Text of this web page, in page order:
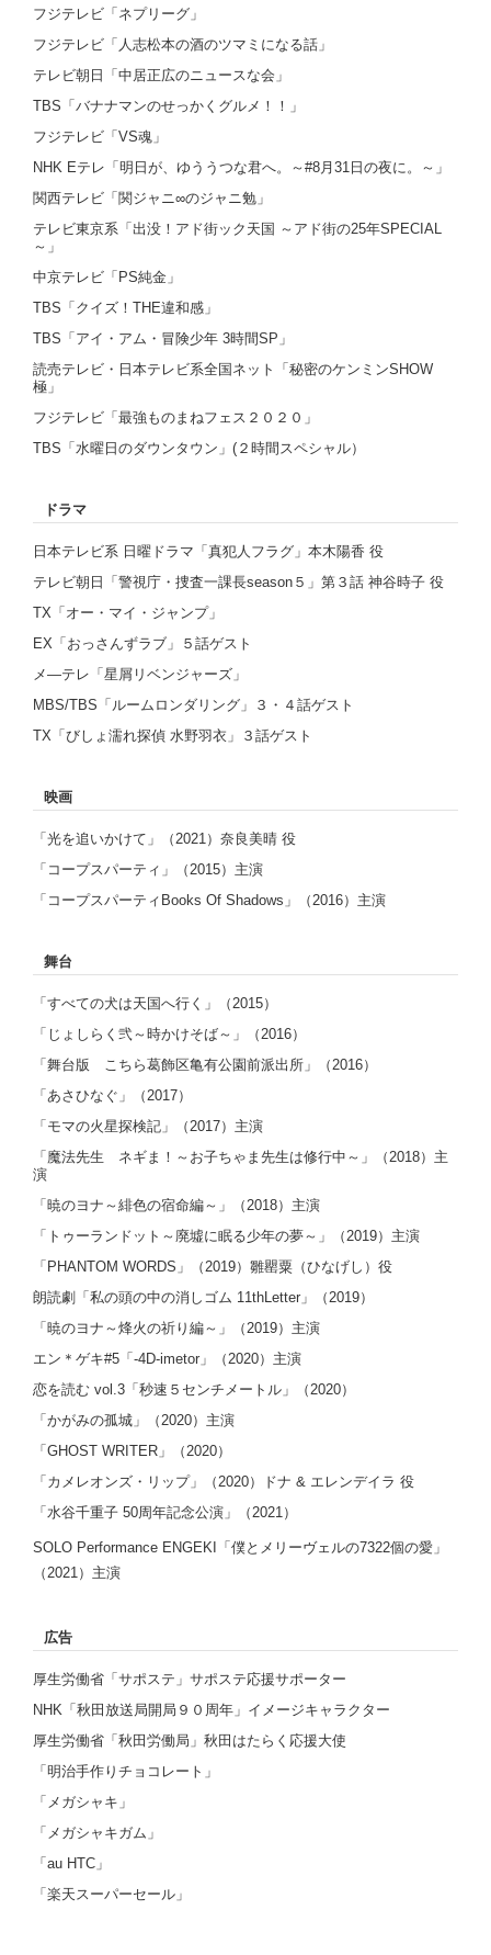
フジテレビ「ネプリーグ」
フジテレビ「人志松本の酒のツマミになる話」
テレビ朝日「中居正広のニュースな会」
TBS「バナナマンのせっかくグルメ！！」
フジテレビ「VS魂」
NHK Eテレ「明日が、ゆううつな君へ。～#8月31日の夜に。～」
関西テレビ「関ジャニ∞のジャニ勉」
テレビ東京系「出没！アド街ック天国 ～アド街の25年SPECIAL
～」
中京テレビ「PS純金」
TBS「クイズ！THE違和感」
TBS「アイ・アム・冒険少年 3時間SP」
読売テレビ・日本テレビ系全国ネット「秘密のケンミンSHOW
極」
フジテレビ「最強ものまねフェス２０２０」
TBS「水曜日のダウンタウン」(２時間スペシャル）
ドラマ
日本テレビ系 日曜ドラマ「真犯人フラグ」本木陽香 役
テレビ朝日「警視庁・捜査一課長season５」第３話 神谷時子 役
TX「オー・マイ・ジャンプ」
EX「おっさんずラブ」５話ゲスト
メ―テレ「星屑リベンジャーズ」
MBS/TBS「ルームロンダリング」３・４話ゲスト
TX「びしょ濡れ探偵 水野羽衣」３話ゲスト
映画
「光を追いかけて」（2021）奈良美晴 役
「コープスパーティ」（2015）主演
「コープスパーティBooks Of Shadows」（2016）主演
舞台
「すべての犬は天国へ行く」（2015）
「じょしらく弐～時かけそば～」（2016）
「舞台版 こちら葛飾区亀有公園前派出所」（2016）
「あさひなぐ」（2017）
「モマの火星探検記」（2017）主演
「魔法先生 ネギま！～お子ちゃま先生は修行中～」（2018）主
演
「暁のヨナ～緋色の宿命編～」（2018）主演
「トゥーランドット～廃墟に眠る少年の夢～」（2019）主演
「PHANTOM WORDS」（2019）雛罌粟（ひなげし）役
朗読劇「私の頭の中の消しゴム 11thLetter」（2019）
「暁のヨナ～烽火の祈り編～」（2019）主演
エン＊ゲキ#5「-4D-imetor」（2020）主演
恋を読む vol.3「秒速５センチメートル」（2020）
「かがみの孤城」（2020）主演
「GHOST WRITER」（2020）
「カメレオンズ・リップ」（2020）ドナ & エレンデイラ 役
「⽔⾕千重⼦ 50周年記念公演」（2021）
SOLO Performance ENGEKI「僕とメリーヴェルの7322個の愛」
（2021）主演
広告
厚生労働省「サポステ」サポステ応援サポーター
NHK「秋田放送局開局９０周年」イメージキャラクター
厚生労働省「秋田労働局」秋田はたらく応援大使
「明治手作りチョコレート」
「メガシャキ」
「メガシャキガム」
「au HTC」
「楽天スーパーセール」